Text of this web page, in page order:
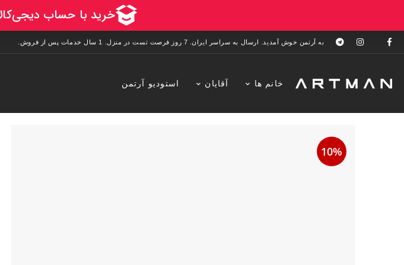
به آرتمن خوش آمدید. ارسال به سراسر ایران. 7 روز فرصت تست در منزل. 1 سال خدمات پس از فروش.
خانم ها آقایان استودیو آرتمن
10%